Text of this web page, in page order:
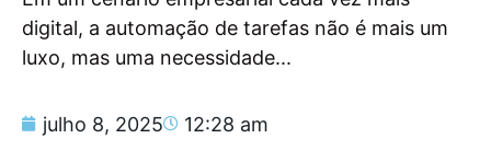
digital, a automação de tarefas não é mais um
luxo, mas uma necessidade...
julho 8, 2025 12:28 am